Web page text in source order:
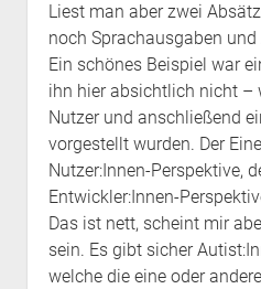
Liest man aber zwei
noch Sprachausgaben
Ein schönes Beispiel war
ihn hier absichtlich nicht –
Nutzer und anschließend
vorgestellt wurden. Der
Nutzer:Innen-Perspektive,
Entwickler:Innen-
Das ist nett, scheint mir
sein. Es gibt sicher
welche die eine oder